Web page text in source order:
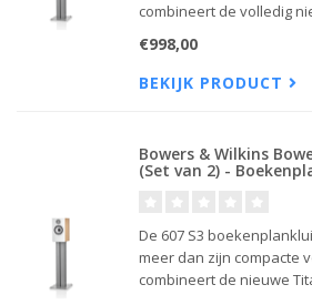
combineert de volledig
transparantie van de
conus voor het laag en
€998,00
BEKIJK PRODUCT
Bowers & Wilkins
(Set van 2) -
De 607 S3
meer dan zijn compacte
combineert de nieuwe